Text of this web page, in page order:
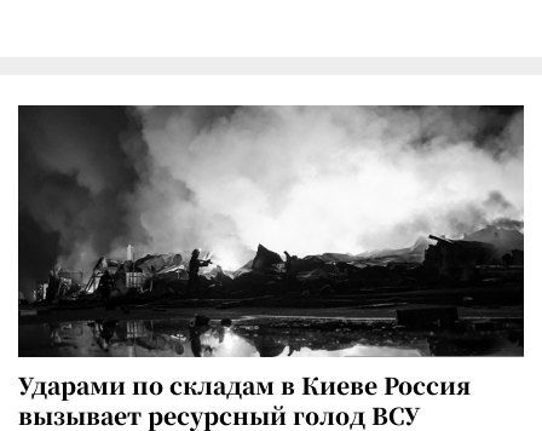
Ударами по складам в Киеве Россия
вызывает ресурсный голод ВСУ